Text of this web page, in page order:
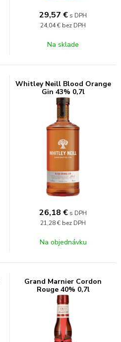
29,57 € s DPH
24,04 € bez DPH
Na sklade
Whitley Neill Blood Orange
Gin 43% 0,7l
26,18 € s DPH
21,28 € bez DPH
Na objednávku
Grand Marnier Cordon
Rouge 40% 0,7l